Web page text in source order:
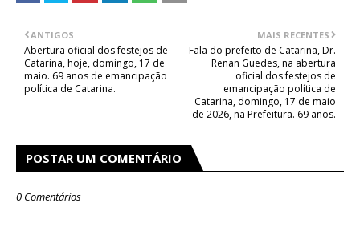
MAIS RECENTES
Fala do prefeito de Catarina, Dr.
Renan Guedes, na abertura
oficial dos festejos de
emancipação política de
Catarina, domingo, 17 de maio
de 2026, na Prefeitura. 69 anos.
ANTIGOS
Abertura oficial dos festejos de
Catarina, hoje, domingo, 17 de
maio. 69 anos de emancipação
política de Catarina.
POSTAR UM COMENTÁRIO
0 Comentários